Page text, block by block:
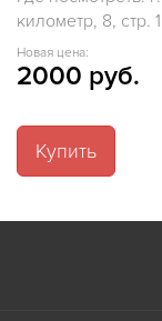
километр, 8, стр.
Новая цена:
2000 руб.
Купить